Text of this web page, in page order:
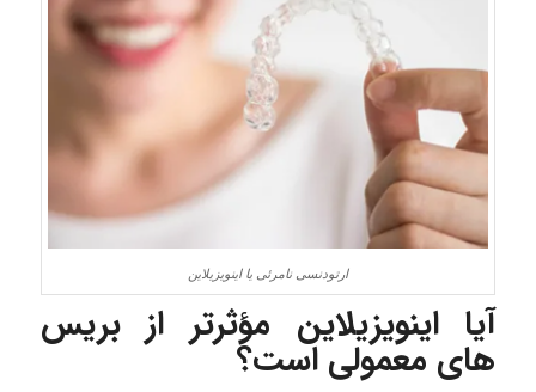
ارتودنسی نامرئی یا اینویزیلاین
آیا اینویزیلاین مؤثرتر از بریس
های معمولی است؟